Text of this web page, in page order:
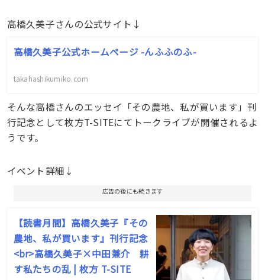
高橋久美子さんの公式サイト↓
高橋久美子公式ホームページ -んふふのふ-
takahashikumiko.com
そんな高橋さんのエッセイ「その農地、私が買います」刊
行記念として枚方T-SITEにてトークライブが開催されるよ
うです。
イベント詳細↓
広告の後にも続きます
【読書月間】高橋久美子『その
農地、私が買います』刊行記念
<br>高橋久美子×中田兼介 耕
す私たちの乱 | 枚方 T-SITE